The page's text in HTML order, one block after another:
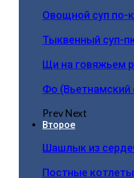
Овощной суп по-
Тыквенный суп-
Щи на говяжьем
Фо (Вьетнамский
PrevNext
Второе
Шашлык из
Постные